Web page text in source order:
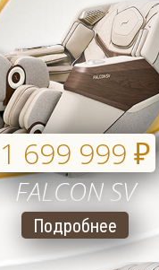
1 699 999 ₽
FALCON SV
Подробнее